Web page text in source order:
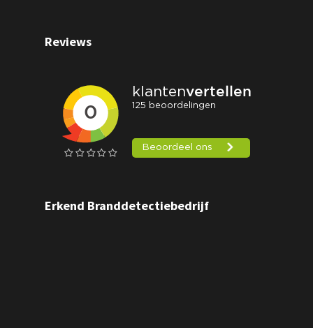
Reviews
Erkend Branddetectiebedrijf